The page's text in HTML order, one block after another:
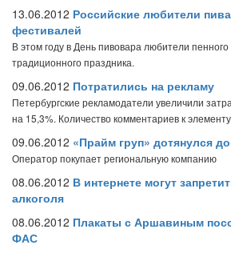
13.06.2012 Российские любители
фестивалей
В этом году в День пивовара любители пенного
традиционного праздника.
09.06.2012 Потратились на рекламу
Петербургские рекламодатели увеличили
на 15,3%. Количество комментариев к
09.06.2012 «Прайм груп» дотянулся
Оператор покупает региональную компанию
08.06.2012 В интернете могут
алкоголя
08.06.2012 Плакаты с Аршавиным
ФАС